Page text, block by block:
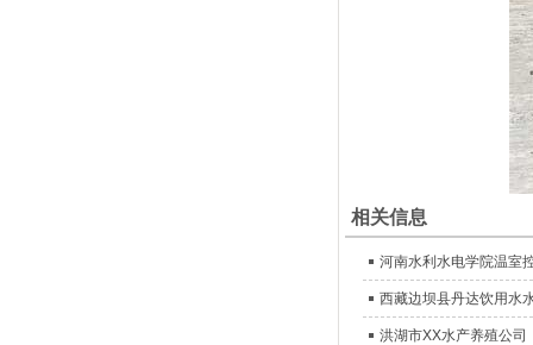
相关信息
河南水利水电学院温室
西藏边坝县丹达饮用水
洪湖市XX水产养殖公司